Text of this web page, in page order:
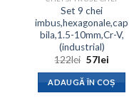
Set 9 chei
imbus,hexagonale,cap
bila,1.5-10mm,Cr-V,
(industrial)
122lei Prețul
a
fost:
122lei.
57leiPrețul
este:
57lei.
ADAUGĂ ÎN COȘ